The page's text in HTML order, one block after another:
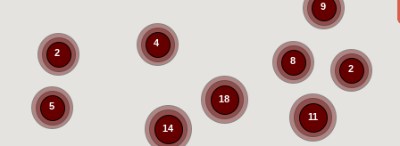
4
9
2
5
11
18
14
8
2